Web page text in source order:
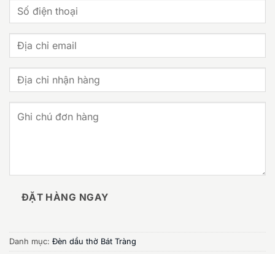
ĐẶT HÀNG NGAY
Danh mục: Đèn dầu thờ Bát Tràng